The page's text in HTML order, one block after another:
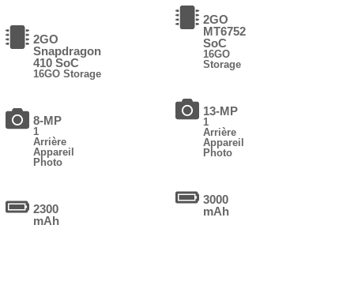
2GO
Snapdragon
410 SoC
16GO Storage
8-MP
1
Arrière
Appareil
Photo
2300
mAh
2GO
MT6752
SoC
16GO
Storage
13-MP
1
Arrière
Appareil
Photo
3000
mAh